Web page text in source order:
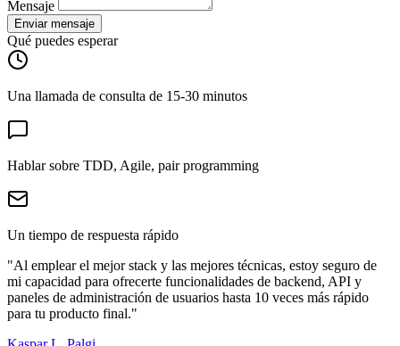
Mensaje
Enviar mensaje
Qué puedes esperar
Una llamada de consulta de 15-30 minutos
Hablar sobre TDD, Agile, pair programming
Un tiempo de respuesta rápido
"Al emplear el mejor stack y las mejores técnicas, estoy seguro de
mi capacidad para ofrecerte funcionalidades de backend, API y
paneles de administración de usuarios hasta 10 veces más rápido
para tu producto final."